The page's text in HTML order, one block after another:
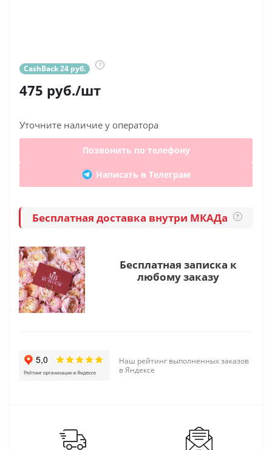
CashBack 24 руб. ?
475 руб./шт
Уточните наличие у оператора
Позвонить по телефону
Написать в Телеграм
Бесплатная доставка внутри МКАДа ?
Бесплатная записка к
любому заказу
Наш рейтинг выполненных заказов
в Яндексе